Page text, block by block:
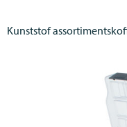
Kunststof